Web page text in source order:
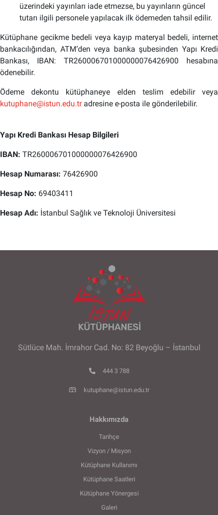
üzerindeki yayınları iade etmezse, bu yayınların güncel
tutarı ilgili personele yapılacak ilk ödemeden tahsil edilir.
Kütüphane gecikme bedeli veya kayıp materyal bedeli, internet
bankacılığından, ATM’den veya banka şubesinden Yapı Kredi
Bankası, IBAN: TR260006701000000076426900 hesabına
ödenebilir.
Ödeme dekontu kütüphaneye elden teslim edebilir veya
kutuphane@istun.edu.tr adresine e-posta ile gönderilebilir.
Yapı Kredi Bankası Hesap Bilgileri
IBAN: TR260006701000000076426900
Hesap Numarası: 76426900
Hesap No: 69403411
Hesap Adı: İstanbul Sağlık ve Teknoloji Üniversitesi
Sütlüce Mah. İmrahor Cad. No: 82 Beyoğlu – İstanbul
444 3 788
kutuphane@istun.edu.tr
Hakkımızda
Tarihçe
Vizyon / Misyon
Kütüphane Kullanımı
Kütüphane Saatleri
Kütüphane Yönergesi
Galeri